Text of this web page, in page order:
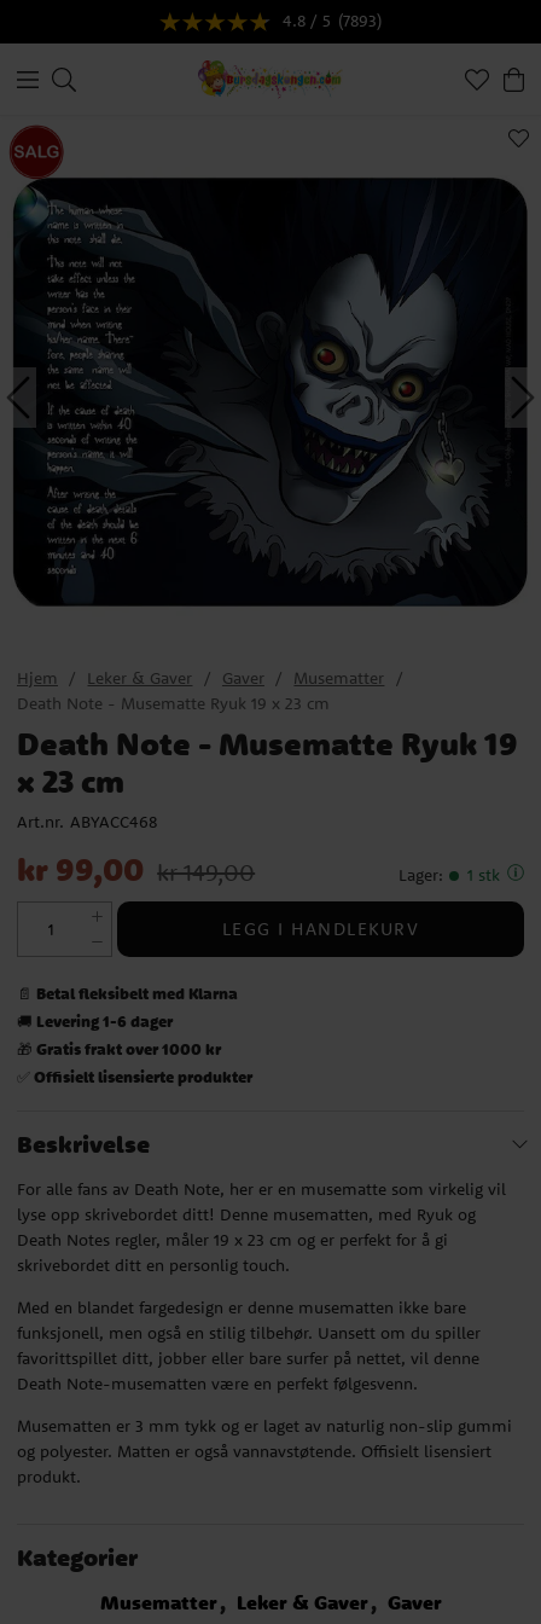
4.8 / 5 (7893)
Hjem Leker & Gaver Gaver
Musematter
Death Note - Musematte Ryuk 19 x 23 cm
Death Note - Musematte Ryuk 19
x 23 cm
Art.nr. ABYACC468
Nåværende pris
kr 99,00 kr 149,00 Lager: 1 stk
LEGG I HANDLEKURV
📄 Betal fleksibelt med Klarna
🚚 Levering 1-6 dager
🎁 Gratis frakt over 1000 kr
✅ Offisielt lisensierte produkter
Beskrivelse
For alle fans av Death Note, her er en musematte som virkelig vil
lyse opp skrivebordet ditt! Denne musematten, med Ryuk og
Death Notes regler, måler 19 x 23 cm og er perfekt for å gi
skrivebordet ditt en personlig touch.
Med en blandet fargedesign er denne musematten ikke bare
funksjonell, men også en stilig tilbehør. Uansett om du spiller
favorittspillet ditt, jobber eller bare surfer på nettet, vil denne
Death Note-musematten være en perfekt følgesvenn.
Musematten er 3 mm tykk og er laget av naturlig non-slip gummi
og polyester. Matten er også vannavstøtende. Offisielt lisensiert
produkt.
Kategorier
Musematter Leker & Gaver Gaver